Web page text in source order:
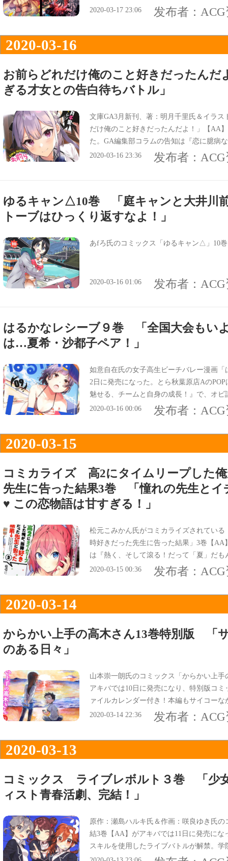
ます。毎月美麗な新商品が登場している「
2020-03-17 23:06 发布者：
2020-03-16
お前らどれだけ俺のこと好きだったん
ぎる才女との告白待ちバトル」
文庫GA3月新刊、著：明月千里氏＆イラ
だけ俺のこと好きだったんだよ！」【AA
た。GA編集部コラムの告知は『恋に臆病
学園ラブコメ』で、
2020-03-16 23:36 发布者：
ゆるキャン△10巻 「庭キャンと大井川
トーブはひっくり返すなよ！」
あfろ氏のコミックス「ゆるキャン△」10
2020-03-16 01:06 发布者：
はるかなレシーブ９巻 「全国大会もい
は…夏希・沙都子ペア！」
如意自在氏の女子高生ビーチバレー漫画
2日に発売になった。とら秋葉原店Aの
魅せる、チームと自身の成長！』で、オ
準決勝！相手は…夏希・沙都子ペア！』で
2020-03-16 00:06 发布者：
2020-03-15
コミカライズ 高2にタイムリープした
先生に告った結果3巻 「憧れの先生とイ
♥ この恋物語は甘すぎる！」
松元こみかん氏がコミカライズされてい
時好きだった先生に告った結果」3巻【AA
は『熱く、そして滾る！だって「夏」だも
2020-03-15 00:36
发布者：
2020-03-14
からかい上手の高木さん13巻特別版 「
のある日々」
山本崇一朗氏のコミックス「からかい上
アキバでは10日に発売になり、特別版コ
ァイルカレンダー付き！本編もサイコー
西片混乱の「グリコ」などなど、今巻も
2020-03-14 22:36 发布者：
2020-03-13
コミックス ライブレボルト３巻 「少
ィスト青春活劇、完結！」
原作：瀬島ハルキ氏＆作画：咲良ゆき氏
結3巻【AA】がアキバでは11日に発売に
スキルを使用したライブバトルが解禁。
を見せ始める』などで、